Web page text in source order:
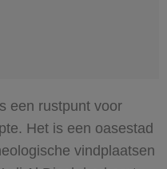
een rustpunt voor
Het is een oasestad
vindplaatsen